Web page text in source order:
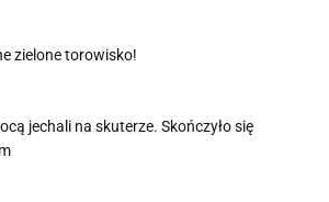
zielone torowisko!
jechali na skuterze. Skończyło się